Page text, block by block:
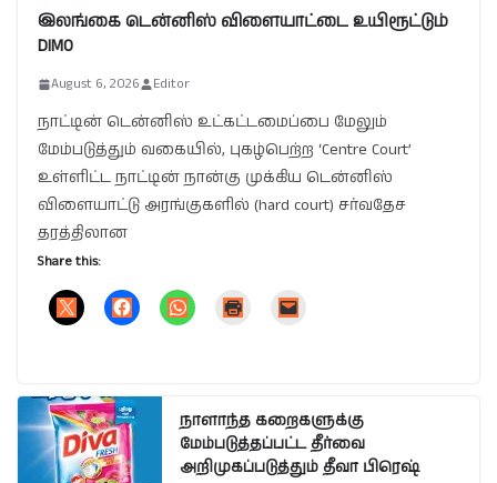
இலங்கை டென்னிஸ் விளையாட்டை உயிரூட்டும்
DIMO
August 6, 2026 Editor
நாட்டின் டென்னிஸ் உட்கட்டமைப்பை மேலும்
மேம்படுத்தும் வகையில், புகழ்பெற்ற ‘Centre Court’
உள்ளிட்ட நாட்டின் நான்கு முக்கிய டென்னிஸ்
விளையாட்டு அரங்குகளில் (hard court) சர்வதேச
தரத்திலான
Share this:
நாளாந்த கறைகளுக்கு
மேம்படுத்தப்பட்ட தீர்வை
அறிமுகப்படுத்தும் தீவா பிரெஷ்